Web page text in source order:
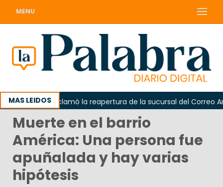
MENU
MAS LEIDOS
Odarda reclamó la reapertura de la sucursal del Correo
Muerte en el barrio
América: Una persona fue
apuñalada y hay varias
hipótesis